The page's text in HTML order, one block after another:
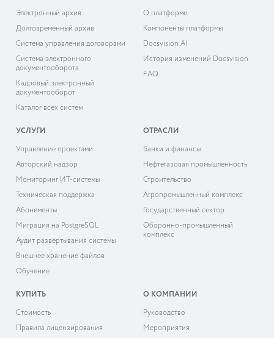
Электронный архив
Долговременный архив
Система управления договорами
Система электронного
документооборота
Кадровый электронный
документооборот
Каталог всех систем
О платформе
Компоненты платформы
Docsvision AI
История изменений Docsvision
FAQ
УСЛУГИ
Управление проектами
Авторский надзор
Мониторинг ИТ-системы
Техническая поддержка
Абонементы
Миграция на PostgreSQL
Аудит развёртывания системы
Внешнее хранение файлов
Обучение
ОТРАСЛИ
Банки и финансы
Нефтегазовая промышленность
Строительство
Агропромышленный комплекс
Государственный сектор
Оборонно-промышленный
комплекс
КУПИТЬ
Cтоимость
Правила лицензирования
О КОМПАНИИ
Руководство
Мероприятия